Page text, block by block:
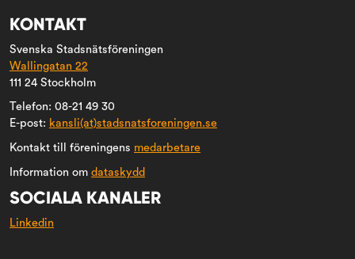
KONTAKT
Svenska Stadsnätsföreningen
Wallingatan 22
111 24 Stockholm
Telefon: 08-21 49 30
E-post: kansli(at)stadsnatsforeningen.se
Kontakt till föreningens medarbetare
Information om dataskydd
SOCIALA KANALER
Linkedin